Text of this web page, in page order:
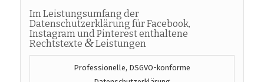
Im Leistungsumfang der
Datenschutzerklärung für Facebook,
Instagram und Pinterest enthaltene
Rechtstexte &Leistungen
Professionelle, DSGVO-konforme